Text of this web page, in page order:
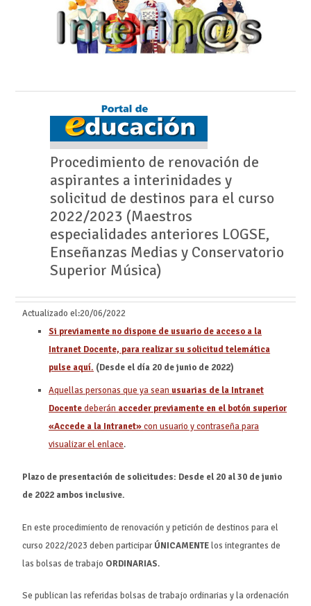
Procedimiento de renovación de
aspirantes a interinidades y
solicitud de destinos para el curso
2022/2023 (Maestros
especialidades anteriores LOGSE,
Enseñanzas Medias y Conservatorio
Superior Música)
Actualizado el:20/06/2022
Si previamente no dispone de usuario de acceso a la
Intranet Docente, para realizar su solicitud telemática
pulse aquí. (Desde el día 20 de junio de 2022)
Aquellas personas que ya seanusuarias de la Intranet
Docentedeberán acceder previamente en el botón superior
«Accede a la Intranet»con usuario y contraseña para
visualizar el enlace.
Plazo de presentación de solicitudes: Desde el 20 al 30 de junio
de 2022 ambos inclusive.
En este procedimiento de renovación y petición de destinos para el
curso 2022/2023 deben participarÚNICAMENTElos integrantes de
las bolsas de trabajo ORDINARIAS.
Se publican las referidas bolsas de trabajo ordinarias y la ordenación